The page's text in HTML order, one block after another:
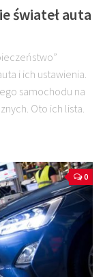
świateł auta
i ich ustawienia.
samochodu na
Oto ich lista.
0